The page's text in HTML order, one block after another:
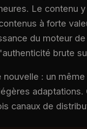
Le contenu
à forte
du moteur
brute
nouvelle : un
canaux de